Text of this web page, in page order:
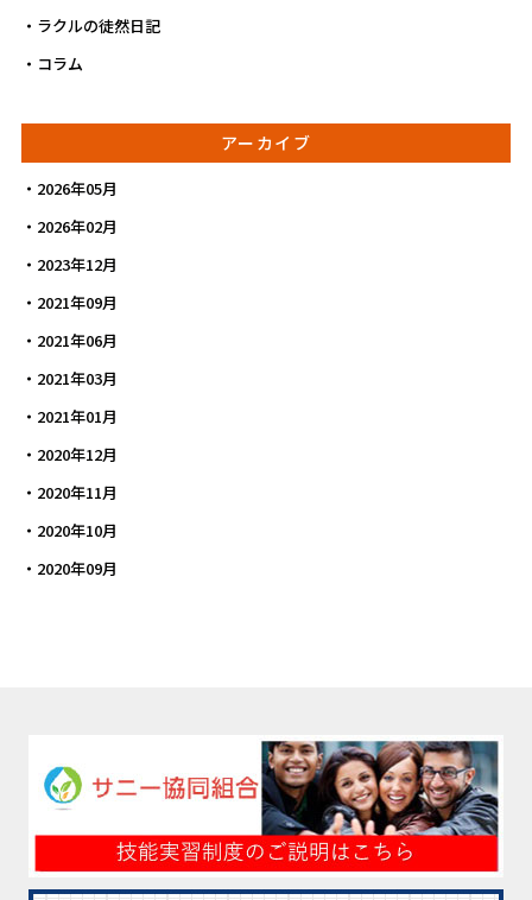
ラクルの徒然日記
コラム
アーカイブ
2026年05月
2026年02月
2023年12月
2021年09月
2021年06月
2021年03月
2021年01月
2020年12月
2020年11月
2020年10月
2020年09月